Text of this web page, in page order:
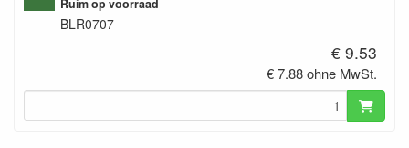
Ruim op voorraad
BLR0707
€ 9.53
€ 7.88 ohne MwSt.